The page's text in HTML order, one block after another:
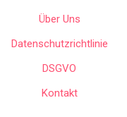
Über Uns
Datenschutzrichtlinie
DSGVO
Kontakt